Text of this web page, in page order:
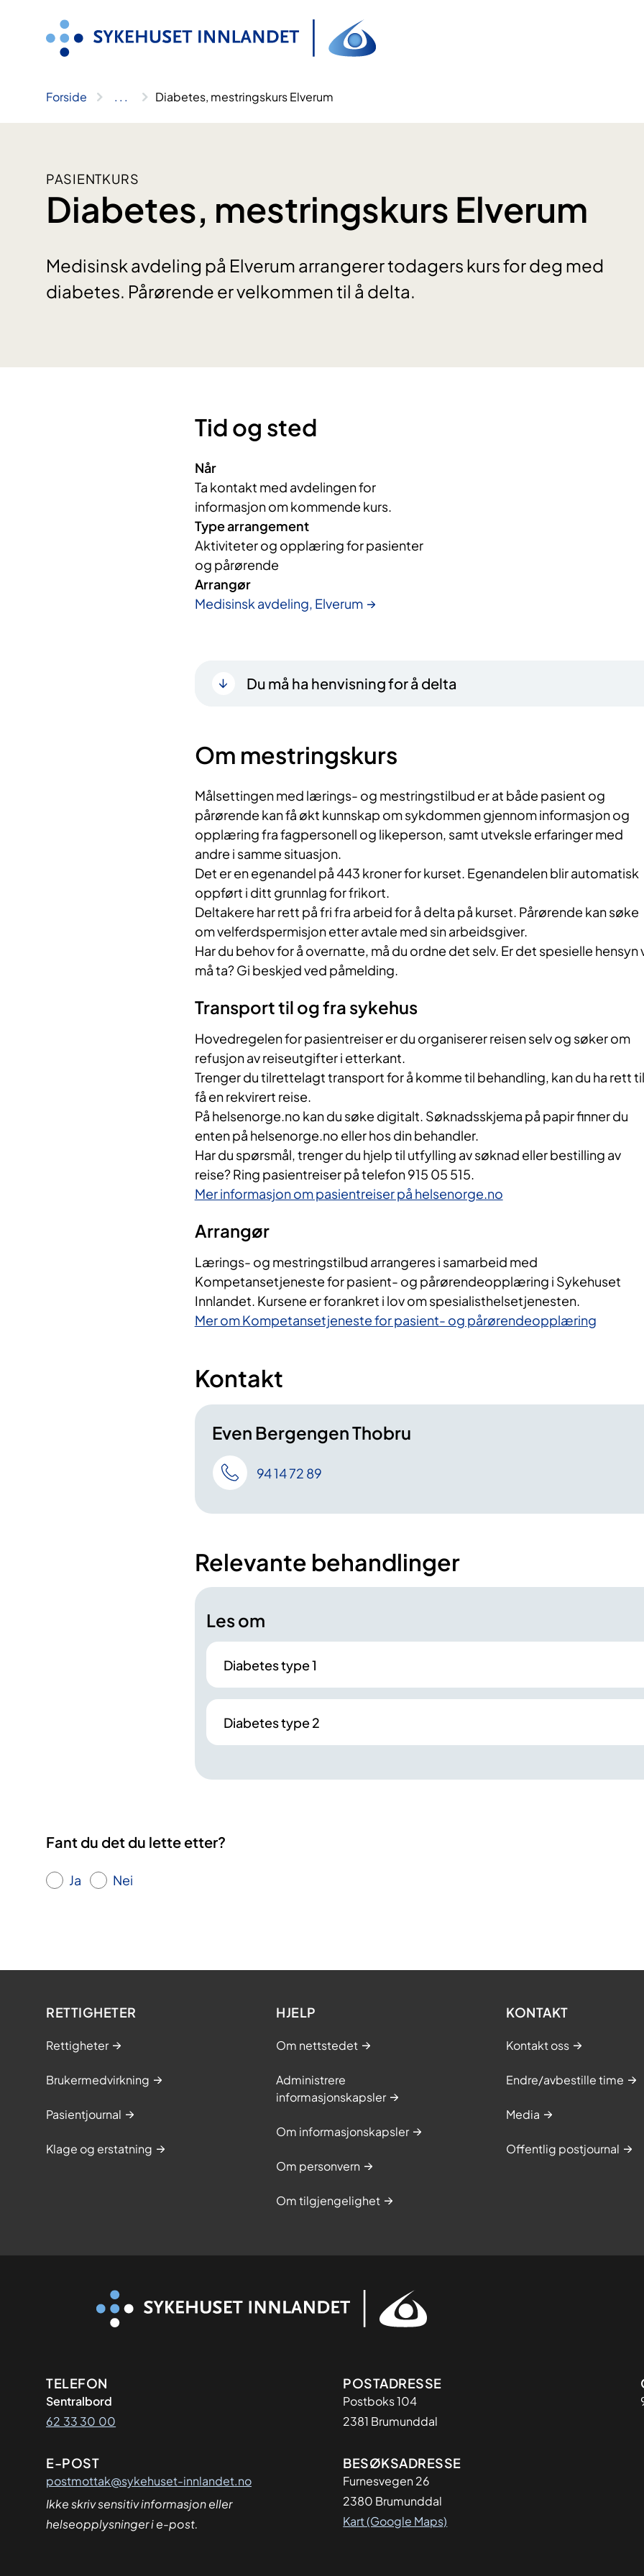
Forside .. . Diabetes, mestringskurs Elverum
PASIENTKURS
Diabetes, mestringskurs Elverum
Medisinsk avdeling på Elverum arrangerer todagers kurs for deg med
diabetes. Pårørende er velkommen til å delta.
Tid og sted
Når
Ta kontakt med avdelingen for
informasjon om kommende kurs.
Type arrangement
Aktiviteter og opplæring for pasienter
og pårørende
Arrangør
Medisinsk avdeling, Elverum
Du må ha henvisning for å delta
Om mestringskurs
Målsettingen med lærings- og mestringstilbud er at både pasient og
pårørende kan ​​få økt kunnskap om sykdommen gjennom informasjon og
opplæring fra fagpersonell og likeperson, samt utveksle erfaringer med
andre i samme situasjon.
Det er en egenandel på 443 kroner for kurset. Egenandelen blir automatisk
oppført i ditt grunnlag for frikort.
Deltakere har rett på fri fra arbeid for å delta på kurset. Pårørende kan søke
om velferdspermisjon etter avtale med sin arbeidsgiver.
Har du behov for å overnatte, må du ordne det selv. Er det spesielle hensyn
må ta? Gi beskjed ved påmelding.
Transport til og fra sykehus
Hovedregelen for pasientreiser er du organiserer reisen selv og søker om
refusjon av reiseutgifter i etterkant.
Trenger du tilrettelagt transport for å komme til behandling, kan du ha rett
få en rekvirert reise.
På helsenorge.no kan du søke digitalt. Søknadsskjema på papir finner du
enten på helsenorge.no eller hos din behandler.
Har du spørsmål, trenger du hjelp til utfylling av søknad eller bestilling av
reise? Ring pasientreiser på telefon 915 05 515.
Mer informasjon om pasientreiser på helsenorge.no
Arra​​n​​gør
Lærings- og mestringstilbud arrangeres i samarbeid med
Kompetansetjeneste for pasient- og pårørendeopplæring i Sykehuset
Innlandet. Kursene er forankret i lov om spesialisthelsetjenesten.​​​​
Mer om Kompetansetjeneste for pasient- og pårørendeopplæring
Kontakt
Even Bergengen Thobru
94 14 72 89
Relevante behandlinger
Les om
Diabetes type 1
Diabetes type 2
Fant du det du lette etter?
Ja Nei
RETTIGHETER
Rettigheter
Brukermedvirkning
Pasientjournal
Klage og erstatning
HJELP
Om nettstedet
Administrere
informasjonskapsler
Om informasjonskapsler
Om personvern
Om tilgjengelighet
KONTAKT
Kontakt oss
Endre/avbestille time
Media
Offentlig postjournal
Kontaktinformasjon
TELEFON
Sentralbord
62 33 30 00
E-POST
postmottak@sykehuset-innlandet.no
Ikke skriv sensitiv informasjon eller
helseopplysninger i e-post.
Adresse
POSTADRESSE
Postboks 104
2381 Brumunddal
BESØKSADRESSE
Furnesvegen 26
2380 Brumunddal
Kart (Google Maps)